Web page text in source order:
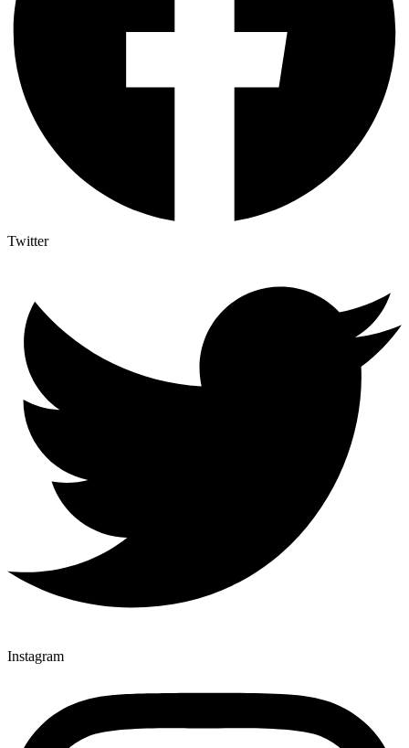
Twitter
Instagram